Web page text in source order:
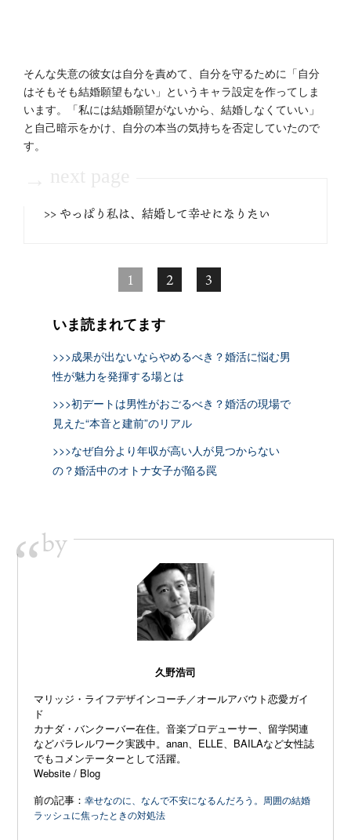
そんな失意の彼女は自分を責めて、自分を守るために「自分
はそもそも結婚願望もない」というキャラ設定を作ってしま
います。「私には結婚願望がないから、結婚しなくていい」
と自己暗示をかけ、自分の本当の気持ちを否定していたので
す。
>> やっぱり私は、結婚して幸せになりたい
1 2 3
いま読まれてます
>>>成果が出ないならやめるべき？婚活に悩む男
性が魅力を発揮する場とは
>>>初デートは男性がおごるべき？婚活の現場で
見えた“本音と建前”のリアル
>>>なぜ自分より年収が高い人が見つからない
の？婚活中のオトナ女子が陥る罠
“by
久野浩司
マリッジ・ライフデザインコーチ／オールアバウト恋愛ガイ
ド
カナダ・バンクーバー在住。音楽プロデューサー、留学関連
などパラレルワーク実践中。anan、ELLE、 BAILAなど女性誌
でもコメンテーターとして活躍。
Website / Blog
前の記事：幸せなのに、なんで不安になるんだろう。周囲の結婚
ラッシュに焦ったときの対処法